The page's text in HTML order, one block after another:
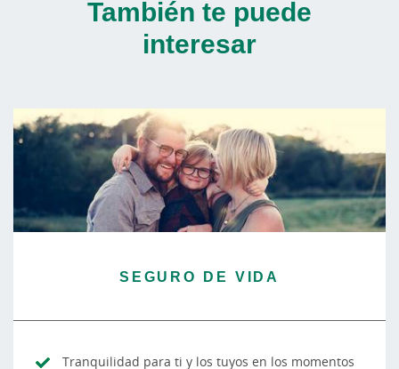
También te puede
interesar
SEGURO DE VIDA
Tranquilidad para ti y los tuyos en los momentos